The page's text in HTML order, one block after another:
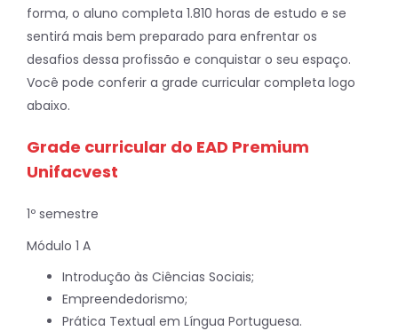
forma, o aluno completa 1.810 horas de estudo e se
sentirá mais bem preparado para enfrentar os
desafios dessa profissão e conquistar o seu espaço.
Você pode conferir a grade curricular completa logo
abaixo.
Grade curricular do EAD Premium
Unifacvest
1º semestre
Módulo 1 A
Introdução às Ciências Sociais;
Empreendedorismo;
Prática Textual em Língua Portuguesa.